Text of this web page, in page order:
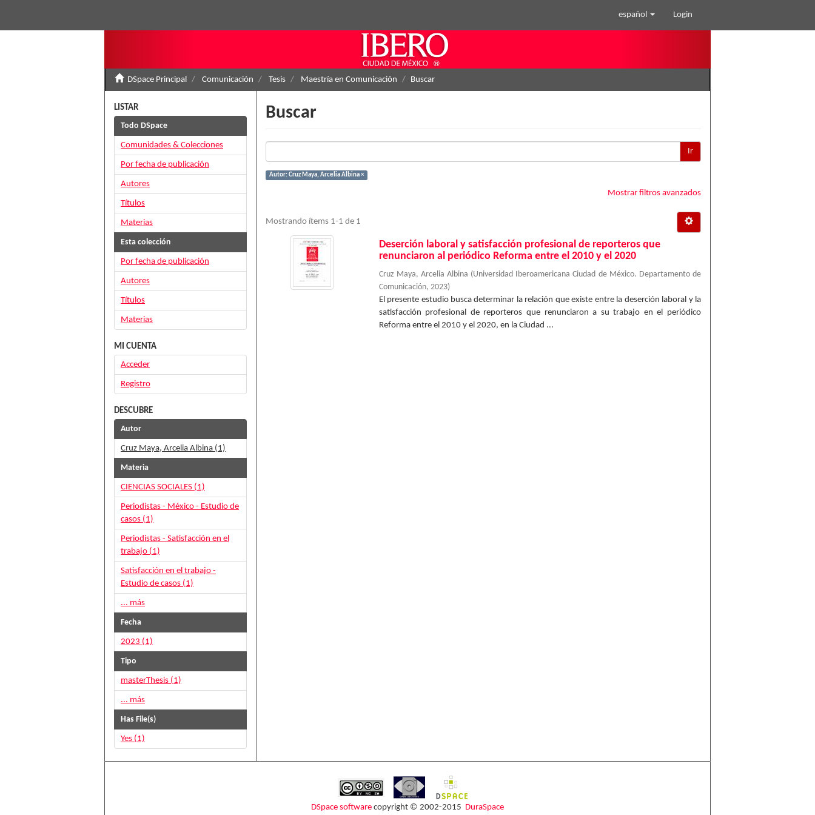
español Login
DSpace Principal Comunicación Tesis Maestría en Comunicación Buscar
Buscar
Ir
Autor: Cruz Maya, Arcelia Albina ×
Mostrar filtros avanzados
Mostrando ítems 1-1 de 1
Deserción laboral y satisfacción profesional de reporteros que
renunciaron al periódico Reforma entre el 2010 y el 2020
Cruz Maya, Arcelia Albina (Universidad Iberoamericana Ciudad de México. Departamento de
Comunicación, 2023)
El presente estudio busca determinar la relación que existe entre la deserción laboral y la
satisfacción profesional de reporteros que renunciaron a su trabajo en el periódico
Reforma entre el 2010 y el 2020, en la Ciudad ...
LISTAR
Todo DSpace
Comunidades & Colecciones
Por fecha de publicación
Autores
Títulos
Materias
Esta colección
Por fecha de publicación
Autores
Títulos
Materias
MI CUENTA
Acceder
Registro
DESCUBRE
Autor
Cruz Maya, Arcelia Albina (1)
Materia
CIENCIAS SOCIALES (1)
Periodistas - México - Estudio de
casos (1)
Periodistas - Satisfacción en el
trabajo (1)
Satisfacción en el trabajo -
Estudio de casos (1)
... más
Fecha
2023 (1)
Tipo
masterThesis (1)
... más
Has File(s)
Yes (1)
DSpace software copyright © 2002-2015 DuraSpace